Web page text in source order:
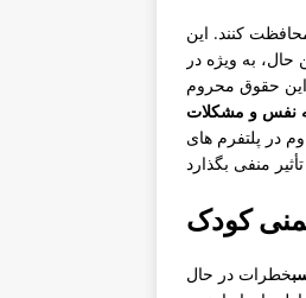
کنند. این
حال، به ویژه در
این حقوق محروم
نفس و مشکلات
در پلتفرم های
کودک
خطرات در حال